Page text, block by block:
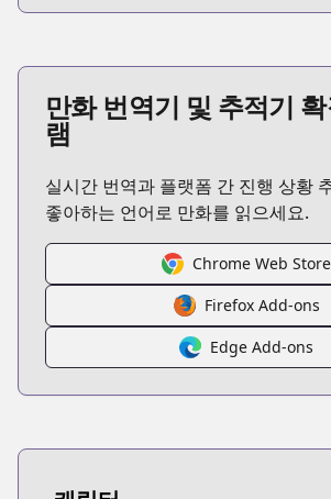
만화 번역기 및 추적기
램
실시간 번역과 플랫폼 간 진행 상황
좋아하는 언어로 만화를 읽으세요.
Chrome Web Store
Firefox Add-ons
Edge Add-ons